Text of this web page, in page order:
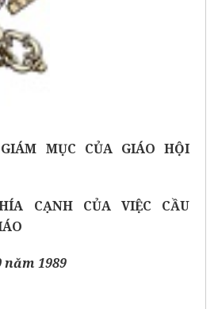
MỤC CỦA GIÁO HỘI
CẠNH CỦA VIỆC CẦU
năm 1989